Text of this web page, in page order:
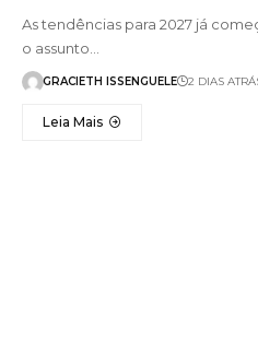
As tendências para 2027 já
o assunto…
GRACIETH ISSENGUELE 2 DIAS
Leia Mais